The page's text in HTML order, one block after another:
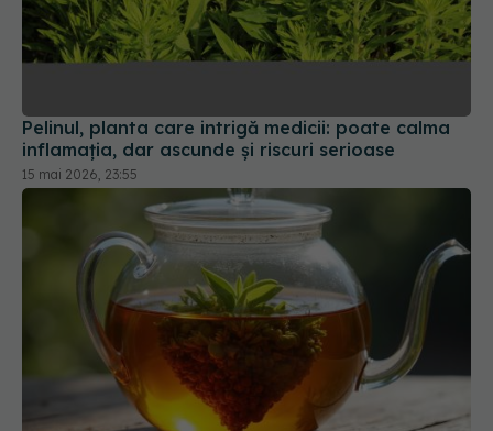
Pelinul, planta care intrigă medicii: poate calma
inflamația, dar ascunde și riscuri serioase
15 mai 2026, 23:55